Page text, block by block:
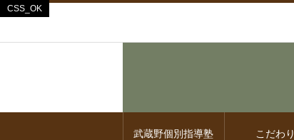
武蔵野個別指導塾 こだわり